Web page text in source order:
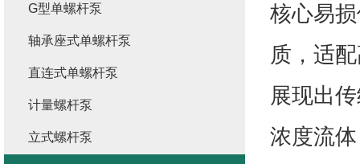
核心易
质，适
展现出
浓度流
G型单螺杆泵
轴承座式单螺杆泵
直连式单螺杆泵
计量螺杆泵
立式螺杆泵